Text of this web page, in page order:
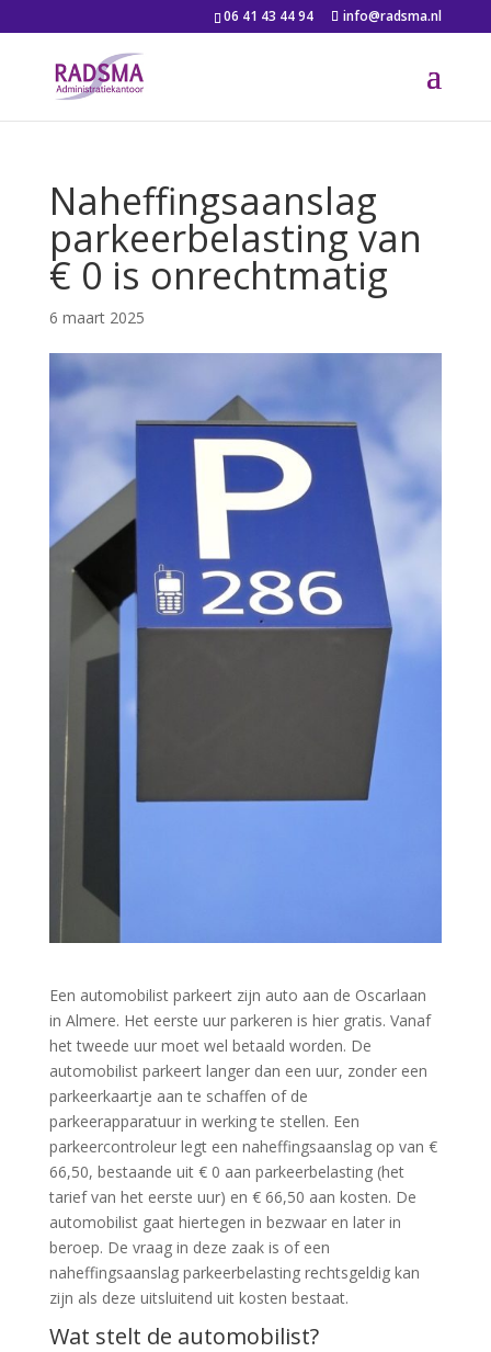
06 41 43 44 94 info@radsma.nl
Naheffingsaanslag
parkeerbelasting van
€ 0 is onrechtmatig
6 maart 2025
Een automobilist parkeert zijn auto aan de Oscarlaan
in Almere. Het eerste uur parkeren is hier gratis. Vanaf
het tweede uur moet wel betaald worden. De
automobilist parkeert langer dan een uur, zonder een
parkeerkaartje aan te schaffen of de
parkeerapparatuur in werking te stellen. Een
parkeercontroleur legt een naheffingsaanslag op van €
66,50, bestaande uit € 0 aan parkeerbelasting (het
tarief van het eerste uur) en € 66,50 aan kosten. De
automobilist gaat hiertegen in bezwaar en later in
beroep. De vraag in deze zaak is of een
naheffingsaanslag parkeerbelasting rechtsgeldig kan
zijn als deze uitsluitend uit kosten bestaat.
Wat stelt de automobilist?